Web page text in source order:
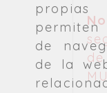
de
de la
de